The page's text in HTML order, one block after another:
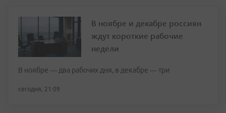
В ноябре и декабре россиян
ждут короткие рабочие
недели
В ноябре — два рабочих дня, в декабре — три
сегодня, 21:09